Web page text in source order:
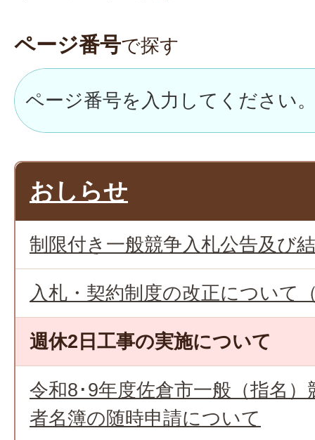
ページ番号で探す
おしらせ
制限付き一般競争入札公告及び
入札・契約制度の改正について
週休2日工事の実施について
令和8･9年度佐倉市一般（指名
者名簿の随時申請について